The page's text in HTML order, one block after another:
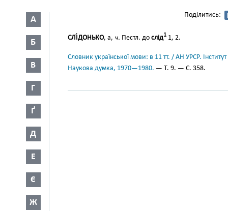
А
Б
В
Г
Ґ
Д
Е
Є
Ж
Поділитись:
СЛІ́ДОНЬКО, а, ч. Пестл. до слід1 1, 2.
Словник української мови: в 11 тт. / АН УРСР.
Наукова думка, 1970—1980. — Т. 9. — С. 358.